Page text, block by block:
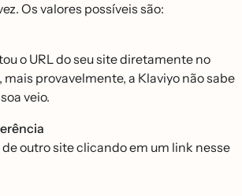
Os valores possíveis são:
o URL do seu site diretamente no
mais provavelmente, a Klaviyo não sabe
veio.
de outro site clicando em um link nesse